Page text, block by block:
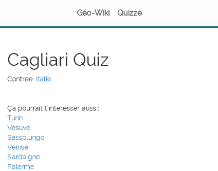
Géo-Wiki Quizze
Cagliari Quiz
Contrée: Italie
Ça pourrait t'intéresser aussi:
Turin
Vésuve
Sassolungo
Venise
Sardaigne
Palerme